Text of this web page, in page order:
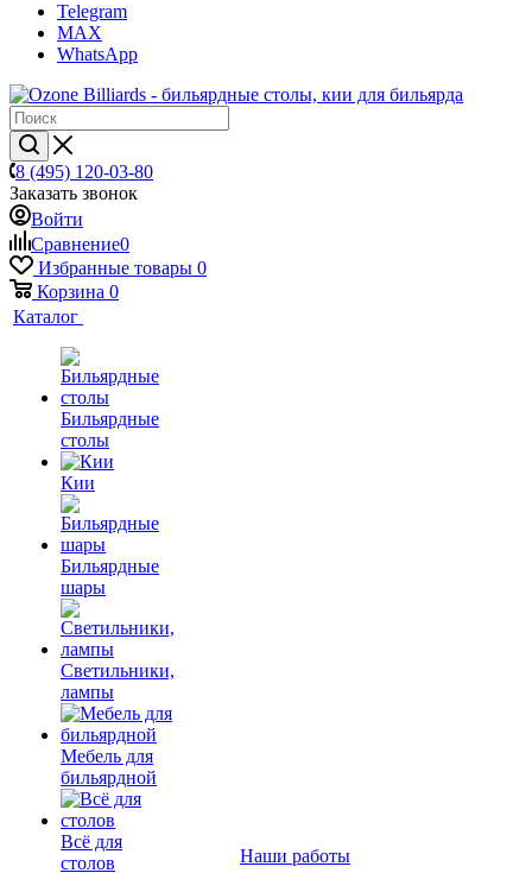
Telegram
MAX
WhatsApp
8 (495) 120-03-80
Заказать звонок
Войти
Сравнение0
Избранные товары 0
Корзина 0
Каталог
Бильярдные
столы
Кии
Бильярдные
шары
Светильники,
лампы
Мебель для
бильярдной
Всё для
столов
Наши работы